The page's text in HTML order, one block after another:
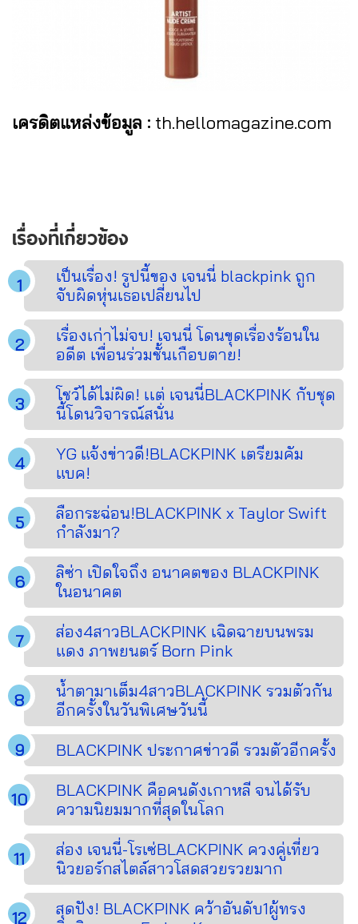
เครดิตแหล่งข้อมูล : th.hellomagazine.com
เรื่องที่เกี่ยวข้อง
เป็นเรื่อง! รูปนี้ของ เจนนี่ blackpink ถูก
จับผิดหุ่นเธอเปลี่ยนไป
เรื่องเก่าไม่จบ! เจนนี่ โดนขุดเรื่องร้อนใน
อดีต เพื่อนร่วมชั้นเกือบตาย!
โชว์ได้ไม่ผิด! เเต่ เจนนี่BLACKPINK กับชุด
นี้โดนวิจารณ์สนั่น
YG แจ้งข่าวดี!BLACKPINK เตรียมคัม
แบค!
ลือกระฉ่อน!BLACKPINK x Taylor Swift
กำลังมา?
ลิซ่า เปิดใจถึง อนาคตของ BLACKPINK
ในอนาคต
ส่อง4สาวBLACKPINK เฉิดฉายบนพรม
แดง ภาพยนตร์ Born Pink
น้ำตามาเต็ม4สาวBLACKPINK รวมตัวกัน
อีกครั้งในวันพิเศษวันนี้
BLACKPINK ประกาศข่าวดี รวมตัวอีกครั้ง
BLACKPINK คือคนดังเกาหลี จนได้รับ
ความนิยมมากที่สุดในโลก
ส่อง เจนนี่-โรเซ่BLACKPINK ควงคู่เที่ยว
นิวยอร์กสไตล์สาวโสดสวยรวยมาก
สุดปัง! BLACKPINK คว้าอันดับ1ผู้ทรง